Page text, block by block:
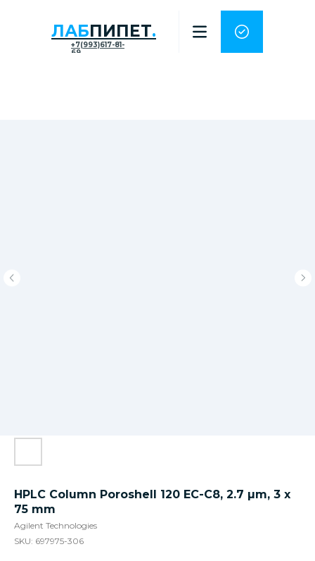
ЛАБПИПЕТ.
+7(993)617-81-
69
HPLC Column Poroshell 120 EC-C8, 2.7 µm, 3 x
75 mm
Agilent Technologies
SKU: 697975-306